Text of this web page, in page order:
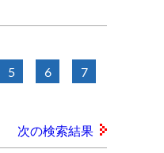
5 6 7
次の検索結果